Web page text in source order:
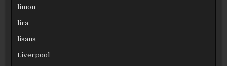
limon
lira
lisans
Liverpool